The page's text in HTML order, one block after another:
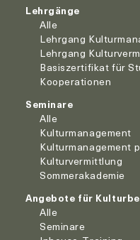
Lehrgänge
Alle
Lehrgang
Lehrgang
Basiszertifikat für
Kooperationen
Seminare
Alle
Kulturmanagement
Kulturmanagement
Kulturvermittlung
Sommerakademie
Angebote für
Alle
Seminare